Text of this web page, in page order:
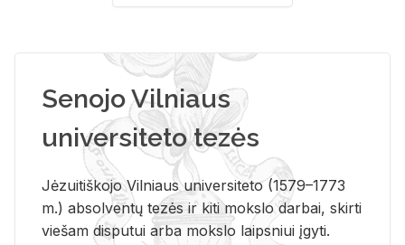
Senojo Vilniaus
universiteto tezės
Jėzuitiškojo Vilniaus universiteto (1579–1773
m.) absolventų tezės ir kiti mokslo darbai, skirti
viešam disputui arba mokslo laipsniui įgyti.